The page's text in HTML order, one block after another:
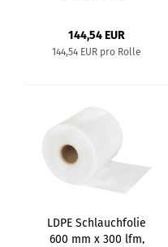
144,54 EUR
144,54 EUR pro Rolle
LDPE Schlauch­fo­lie
600 mm x 300 lfm,